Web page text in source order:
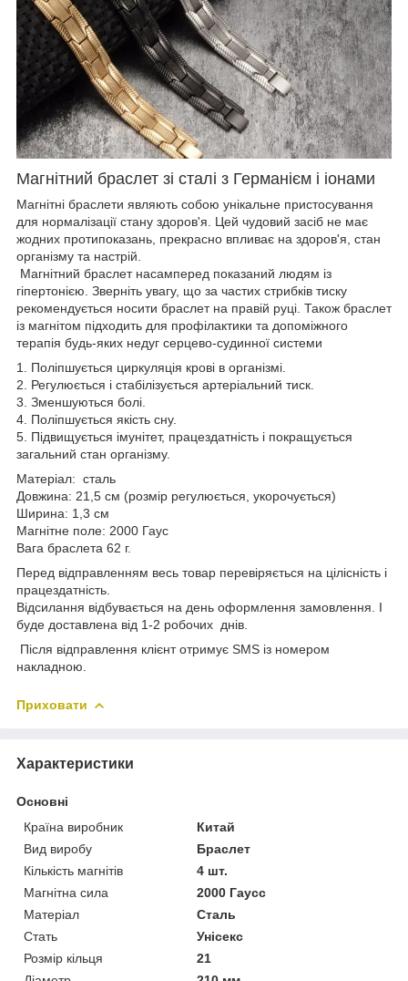
Магнітний браслет зі сталі з Германієм і іонами
Магнітні браслети являють собою унікальне пристосування
для нормалізації стану здоров'я. Цей чудовий засіб не має
жодних протипоказань, прекрасно впливає на здоров'я, стан
організму та настрій.
Магнітний браслет насамперед показаний людям із
гіпертонією. Зверніть увагу, що за частих стрибків тиску
рекомендується носити браслет на правій руці. Також браслет
із магнітом підходить для профілактики та допоміжного
терапія будь-яких недуг серцево-судинної системи
1. Поліпшується циркуляція крові в організмі.
2. Регулюється і стабілізується артеріальний тиск.
3. Зменшуються болі.
4. Поліпшується якість сну.
5. Підвищується імунітет, працездатність і покращується
загальний стан організму.
Матеріал: сталь
Довжина: 21,5 см (розмір регулюється, укорочується)
Ширина: 1,3 см
Магнітне поле: 2000 Гаус
Вага браслета 62 г.
Перед відправленням весь товар перевіряється на цілісність і
працездатність.
Відсилання відбувається на день оформлення замовлення. І
буде доставлена від 1-2 робочих днів.
Після відправлення клієнт отримує SMS із номером
накладною.
Приховати
Характеристики
Основні
Країна виробник
Китай
Вид виробу
Браслет
Кількість магнітів
4 шт.
Магнітна сила
2000 Гаусс
Матеріал
Сталь
Стать
Унісекс
Розмір кільця
21